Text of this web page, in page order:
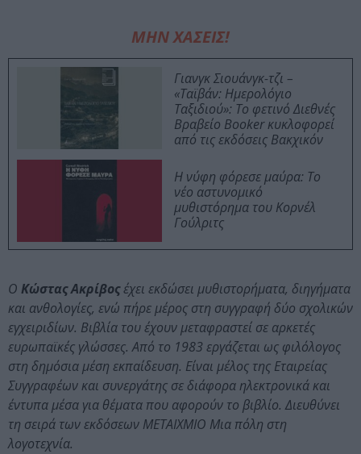
ΜΗΝ ΧΑΣΕΙΣ!
Γιανγκ Σιουάνγκ-τζι –
«Ταϊβάν: Ημερολόγιο
Ταξιδιού»: Το φετινό Διεθνές
Βραβείο Booker κυκλοφορεί
από τις εκδόσεις Βακχικόν
Η νύφη φόρεσε μαύρα: Το
νέο αστυνομικό
μυθιστόρημα του Κορνέλ
Γούλριτς
Ο Κώστας Ακρίβοςέχει εκδώσει μυθιστορήματα, διηγήματα
και ανθολογίες, ενώ πήρε μέρος στη συγγραφή δύο σχολικών
εγχειριδίων. Βιβλία του έχουν μεταφραστεί σε αρκετές
ευρωπαϊκές γλώσσες. Από το 1983 εργάζεται ως φιλόλογος
στη δημόσια μέση εκπαίδευση. Είναι μέλος της Εταιρείας
Συγγραφέων και συνεργάτης σε διάφορα ηλεκτρονικά και
έντυπα μέσα για θέματα που αφορούν το βιβλίο. Διευθύνει
τη σειρά των εκδόσεων ΜΕΤΑΙΧΜΙΟ Μια πόλη στη
λογοτεχνία.